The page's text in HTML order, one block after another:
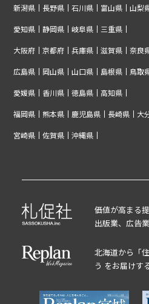
新潟県 長野県 石川県 富山県 山梨
愛知県 静岡県 岐阜県 三重県
大阪府 京都府 兵庫県 滋賀県 奈良
広島県 岡山県 山口県 島根県 鳥取
愛媛県 香川県 徳島県 高知県
福岡県 熊本県 鹿児島県 長崎県 大
宮崎県 佐賀県 沖縄県
価値が高まる
出版業、広告
北海道から「
う をお届けす